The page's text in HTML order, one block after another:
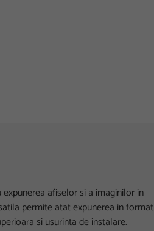
afiselor si a imaginilor in
permite atat expunerea in format
si usurinta de instalare.